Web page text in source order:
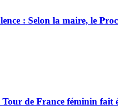
: Selon la maire, le
Tour de France féminin fait